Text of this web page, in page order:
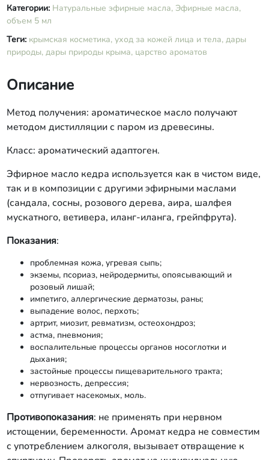
Категории: Натуральные эфирные масла, Эфирные масла,
объем 5 мл
Теги: крымская косметика, уход за кожей лица и тела, дары
природы, дары природы крыма, царство ароматов
Описание
Метод получения: ароматическое масло получают
методом дистилляции с паром из древесины.
Класс: ароматический адаптоген.
Эфирное масло кедра используется как в чистом виде,
так и в композиции с другими эфирными маслами
(сандала, сосны, розового дерева, аира, шалфея
мускатного, ветивера, иланг-иланга, грейпфрута).
Показания:
проблемная кожа, угревая сыпь;
экземы, псориаз, нейродермиты, опоясывающий и
розовый лишай;
импетиго, аллергические дерматозы, раны;
выпадение волос, перхоть;
артрит, миозит, ревматизм, остеохондроз;
астма, пневмония;
воспалительные процессы органов носоглотки и
дыхания;
застойные процессы пищеварительного тракта;
нервозность, депрессия;
отпугивает насекомых, моль.
Противопоказания: не применять при нервном
истощении, беременности. Аромат кедра не совместим
с употреблением алкоголя, вызывает отвращение к